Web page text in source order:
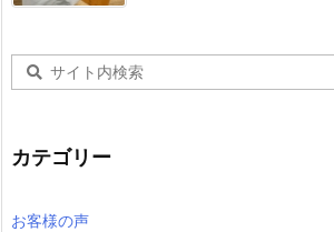
カテゴリー
お客様の声